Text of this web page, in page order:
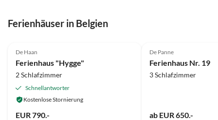
Ferienhäuser in Belgien
De Haan
Ferienhaus "Hygge"
2 Schlafzimmer
Schnellantworter
Kostenlose Stornierung
EUR 790.-
De Panne
Ferienhaus Nr. 19
3 Schlafzimmer
ab EUR 650.-